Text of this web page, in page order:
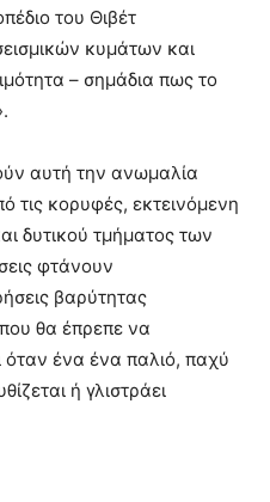
του Θιβέτ
κυμάτων και
– σημάδια πως το
αυτή την ανωμαλία
τις κορυφές, εκτεινόμενη
δυτικού τμήματος των
φτάνουν
βαρύτητας
θα έπρεπε να
όταν ένα ένα παλιό, παχύ
ή γλιστράει